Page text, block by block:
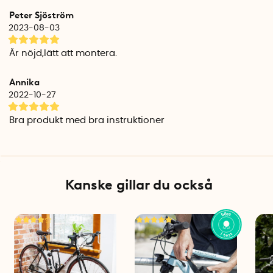
kommer den inetsade koden fortfarande att synas på
ramen när cykeln belyses med UV-ljus.
Internationellt spårbar
Säkerhetscertifiering (SBSC)- certifierad produkt som
rekommenderas av den svenska polisen. ISR står för
databas som gör att din cykel är spårbar internationellt. Det
1. Rengör din cykel från damm och smuts. Se till att cykeln är
2. Klistra på dekalerna enligt bruksanvisningen.
3. Applicera den ultra-violetta etsvätskan över dekalens
perforerade hål. Se till att både pensla över koden och
hemsideadressen.
Peter Sjöström
2023-08-03
Är nöjd,lätt att montera.
Annika
2022-10-27
Bra produkt med bra instruktioner
Kanske gillar du också